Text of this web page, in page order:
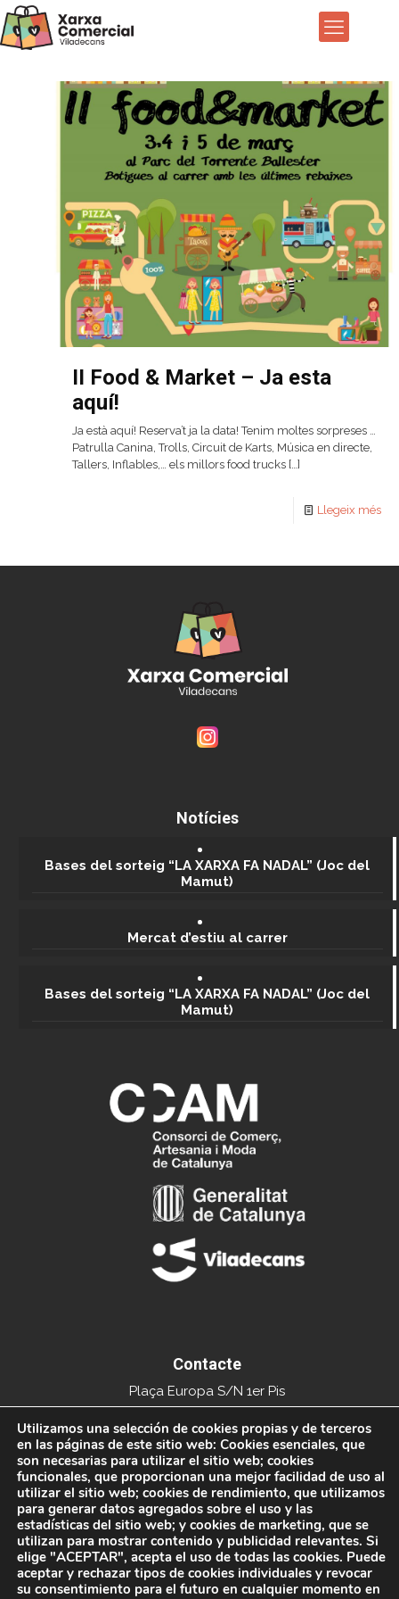
II Food & Market – Ja esta
aquí!
Ja està aquí! Reserva’t ja la data! Tenim moltes sorpreses …
Patrulla Canina, Trolls, Circuit de Karts, Música en directe,
Tallers, Inflables,… els millors food trucks […]
Llegeix més
Notícies
Bases del sorteig “LA XARXA FA NADAL” (Joc del
Mamut)
Mercat d’estiu al carrer
Bases del sorteig “LA XARXA FA NADAL” (Joc del
Mamut)
Contacte
Plaça Europa S/N 1er Pis
Edifici del Mercat Municipal
08840 Viladecans
Tel. 936591093
info@xarxacomercial.cat
© 2021 Xarxa Comercial de Viladecans. Tots els drets reservats. Avís
Utilizamos una selección de cookies propias y de terceros
en las páginas de este sitio web: Cookies esenciales, que
son necesarias para utilizar el sitio web; cookies
funcionales, que proporcionan una mejor facilidad de uso al
utilizar el sitio web; cookies de rendimiento, que utilizamos
para generar datos agregados sobre el uso y las
estadísticas del sitio web; y cookies de marketing, que se
utilizan para mostrar contenido y publicidad relevantes. Si
elige "ACEPTAR", acepta el uso de todas las cookies. Puede
aceptar y rechazar tipos de cookies individuales y revocar
su consentimiento para el futuro en cualquier momento en